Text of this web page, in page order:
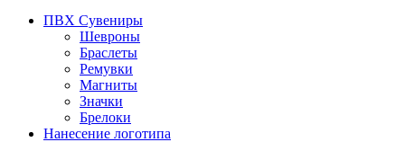
ПВХ Сувениры
Шевроны
Браслеты
Ремувки
Магниты
Значки
Брелоки
Нанесение логотипа